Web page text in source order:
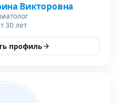
Викторовна
30 лет
профиль